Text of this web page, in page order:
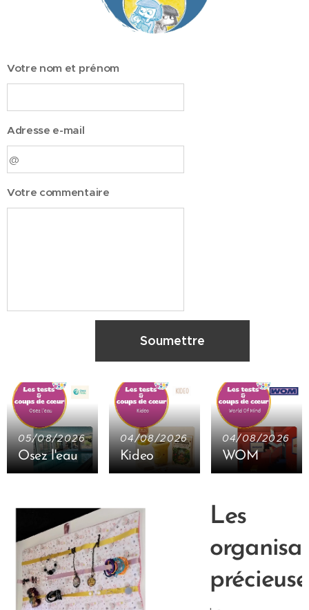
Votre nom et prénom
Adresse e-mail
Votre commentaire
Soumettre
05/08/2026
Osez l'eau
04/08/2026
Kideo
04/08/2026
WOM
Les